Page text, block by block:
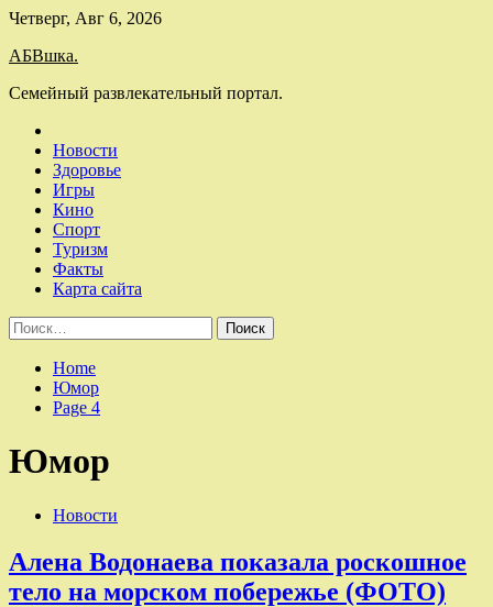
Skip
content
Четверг, Авг 6, 2026
АБВшка.
Семейный развлекательный портал.
Новости
Здоровье
Игры
Кино
Спорт
Туризм
Факты
Карта сайта
Найти:
Home
Юмор
Page 4
Юмор
Новости
Алена Водонаева показала роскошное
тело на морском побережье (ФОТО)